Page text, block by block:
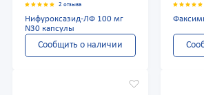
2 отзыва
Нифуроксазид-ЛФ 100 мг
N30 капсулы
Сообщить о наличии